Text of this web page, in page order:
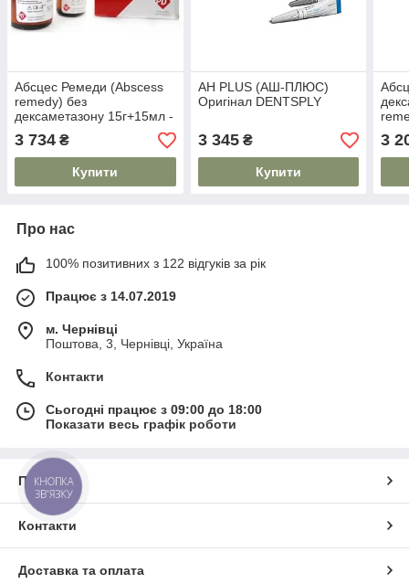
Абсцес Ремеди (Abscess
remedy) без
дексаметазону 15г+15мл -
пломбування кореневих
каналів
3 734 ₴
Купити
AH PLUS (АШ-ПЛЮС)
Оригінал DENTSPLY
3 345₴
Купити
3
Про нас
100% позитивних з 122 відгуків за рік
Працює з 14.07.2019
м. Чернівці
Поштова, 3, Чернівці, Україна
Контакти
Сьогодні працює з 09:00 до 18:00
Показати весь графік роботи
Про нас
Контакти
Доставка та оплата
КНОПКА
ЗВ'ЯЗКУ